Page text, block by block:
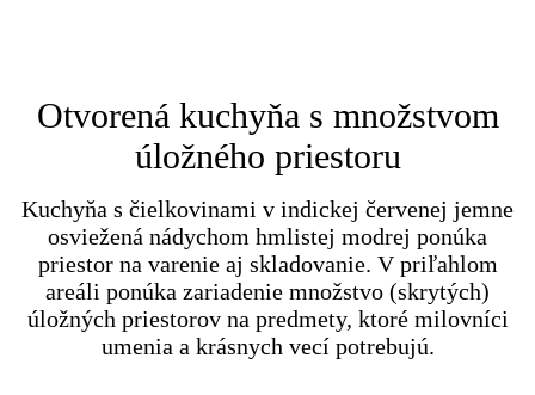
Otvorená kuchyňa s množstvom
úložného priestoru
Kuchyňa s čielkovinami v indickej červenej jemne
osviežená nádychom hmlistej modrej ponúka
priestor na varenie aj skladovanie. V priľahlom
areáli ponúka zariadenie množstvo (skrytých)
úložných priestorov na predmety, ktoré milovníci
umenia a krásnych vecí potrebujú.